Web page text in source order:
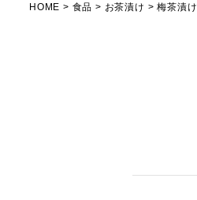
HOME 食品 お茶漬け 梅茶漬け